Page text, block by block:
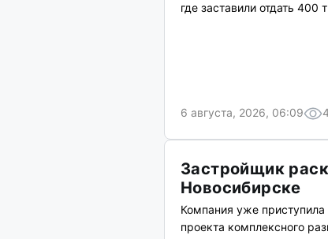
где заставили отдать
6 августа, 2026, 06:09 4
Застройщик
Новосибирске
Компания уже приступила
проекта комплексного